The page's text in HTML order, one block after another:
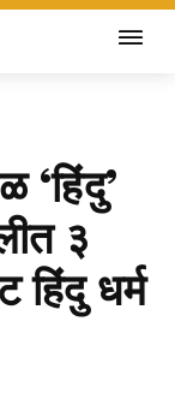
३
हिंदु धर्म